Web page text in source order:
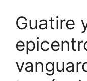
Guatire